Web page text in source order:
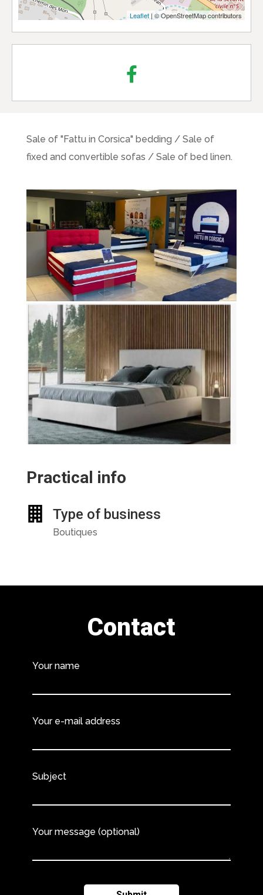
Leaflet | © OpenStreetMap contributors
Sale of "Fattu in Corsica" bedding / Sale of
fixed and convertible sofas / Sale of bed linen.
Practical info
Type of business
Boutiques
Contact
Your name
Your e-mail address
Subject
Your message (optional)